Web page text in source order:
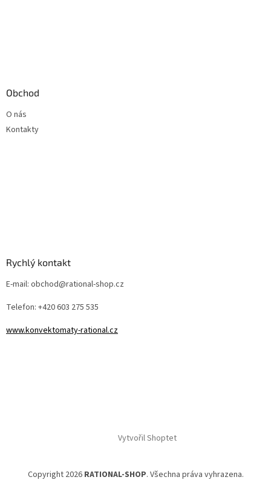
Obchod
O nás
Kontakty
Rychlý kontakt
E-mail: obchod@rational-shop.cz
Telefon: +420 603 275 535
www.konvektomaty-rational.cz
Vytvořil Shoptet
Copyright 2026 RATIONAL-SHOP. Všechna práva vyhrazena.